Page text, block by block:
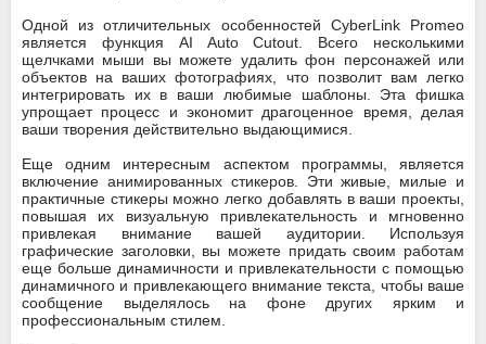
Одной из отличительных особенностей CyberLink Promeo
является функция AI Auto Cutout. Всего несколькими
щелчками мыши вы можете удалить фон персонажей или
объектов на ваших фотографиях, что позволит вам легко
интегрировать их в ваши любимые шаблоны. Эта фишка
упрощает процесс и экономит драгоценное время, делая
ваши творения действительно выдающимися.
Еще одним интересным аспектом программы, является
включение анимированных стикеров. Эти живые, милые и
практичные стикеры можно легко добавлять в ваши проекты,
повышая их визуальную привлекательность и мгновенно
привлекая внимание вашей аудитории. Используя
графические заголовки, вы можете придать своим работам
еще больше динамичности и привлекательности с помощью
динамичного и привлекающего внимание текста, чтобы ваше
сообщение выделялось на фоне других ярким и
профессиональным стилем.